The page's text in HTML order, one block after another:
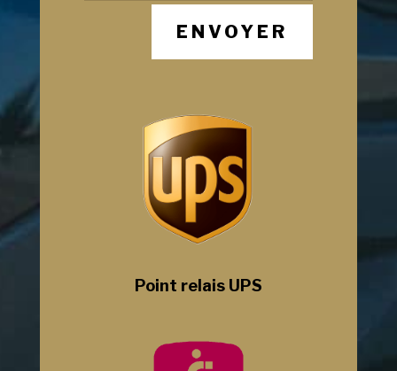
ENVOYER
Point relais UPS